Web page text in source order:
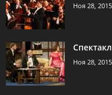
Ноя 28, 2015
Ноя 28, 2015